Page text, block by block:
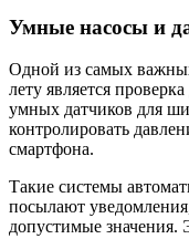
Умные насосы и
Одной из самых
лету является
умных датчиков для
контролировать
смартфона.
Такие системы
посылают
допустимые значения.